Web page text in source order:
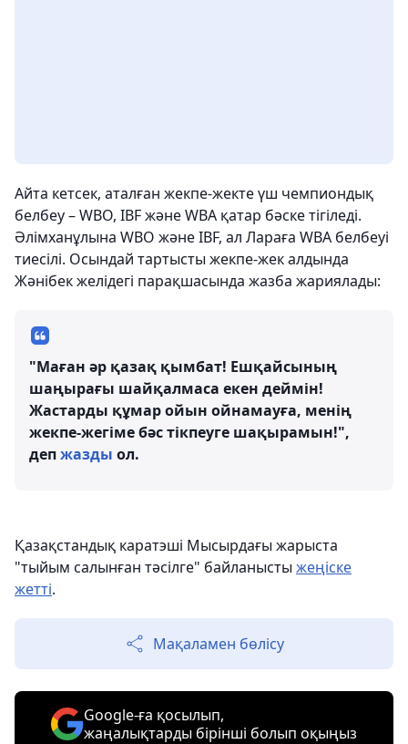
Айта кетсек, аталған жекпе-жекте үш чемпиондық
белбеу – WBO, IBF және WBA қатар бәске тігіледі.
Әлімханұлына WBO және IBF, ал Лараға WBA белбеуі
тиесілі. Осындай тартысты жекпе-жек алдында
Жәнібек желідегі парақшасында жазба жариялады:
"Маған әр қазақ қымбат! Ешқайсының
шаңырағы шайқалмаса екен деймін!
Жастарды құмар ойын ойнамауға, менің
жекпе-жегіме бәс тікпеуге шақырамын!",
депжазды ол.
Қазақстандық каратэші Мысырдағы жарыста
"тыйым салынған тәсілге" байланысты жеңіске
жетті.
Мақаламен бөлісу
Google-ға қосылып,
жаңалықтарды бірінші болып оқыңыз